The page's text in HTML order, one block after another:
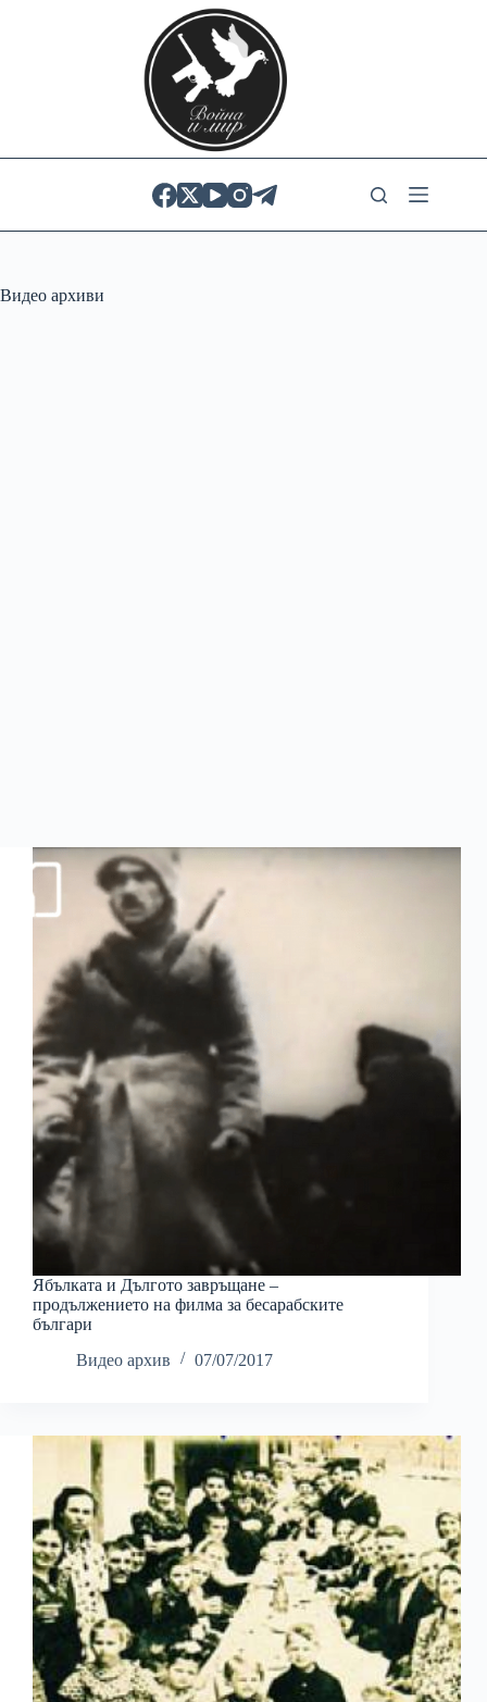
Видео архиви
Ябълката и Дългото завръщане –
продължението на филма за бесарабските
българи
Видео архив
07/07/2017